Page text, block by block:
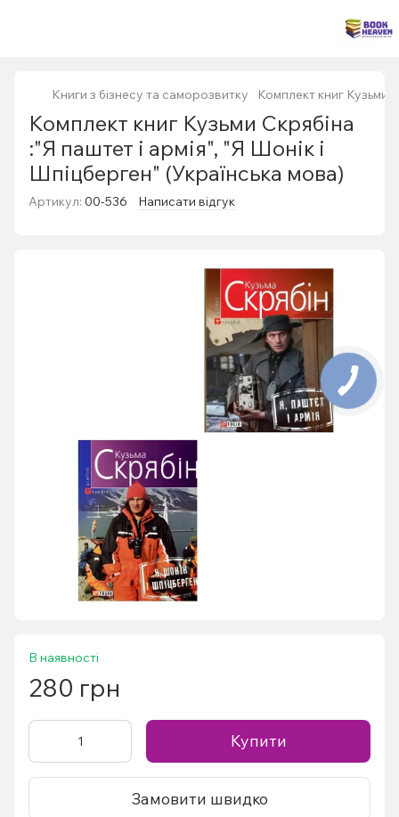
Книги з бізнесу та саморозвитку Комплект книг Кузьми
Комплект книг Кузьми Скрябіна
:"Я паштет і армія", "Я Шонік і
Шпіцберген" (Українська мова)
Артикул: 00-536 Написати відгук
В наявності
280 грн
Купити
Замовити швидко